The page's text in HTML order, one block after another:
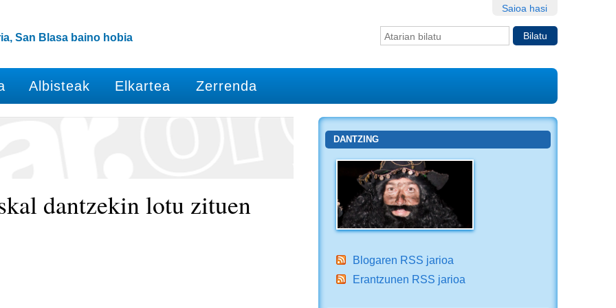
Saioa hasi
Bilatu atarian
San Blasa baino hobia
Albisteak Elkartea Zerrenda
dantzekin lotu zituen
DANTZING
Blogaren RSS jarioa
Erantzunen RSS jarioa